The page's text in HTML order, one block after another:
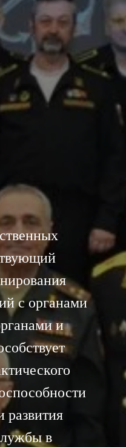
с органами
и
развития
в